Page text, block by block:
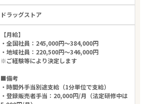
ドラッグストア
【月給】
・全国社員：245,000円～384,000円
・地域社員：220,500円～346,000円
※ご経験等により決定します
■備考
・時間外手当別途支給（1分単位で支給）
・登録販売者手当：20,000円/月（法定研修中は